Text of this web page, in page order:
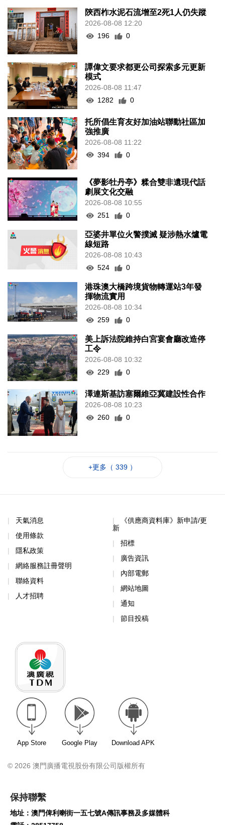
陝西柞水泥石流增至2死1人仍失蹤
2026-08-08 12:20
196
0
譚偉文要求都更公司探索多元更新
模式
2026-08-08 11:47
1282
0
托所倡生育友好加油站聯動社區加
強推廣
2026-08-08 11:22
394
0
《夢影牡丹亭》糅合雙非遺現代話
劇展文化交融
2026-08-08 10:55
251
0
亞婆井單位火警撲滅 疑涉熱水爐電
線短路
2026-08-08 10:43
524
0
港珠澳大橋跨境貨物轉運站3年發
揮物流實用
2026-08-08 10:34
259
0
美上訴法院維持白宮宴會廳改造停
工令
2026-08-08 10:32
229
0
澤連斯基訪塞爾維亞冀建設性合作
2026-08-08 10:23
260
0
+更多（ 339 ）
天氣消息
使用條款
隱私政策
網絡服務註冊聲明
聯絡資料
人才招聘
《供應商資料庫》新申請/更
新
招標
廣告資訊
內部電郵
網站地圖
通知
節目投稿
App Store Google Play Download APK
© 2026 澳門廣播電視股份有限公司版權所有
保持聯繫
地址：澳門俾利喇街一五七號A傳訊事務及多媒體科